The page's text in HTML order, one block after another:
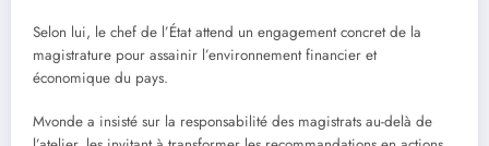
Selon lui, le chef de l’État attend un engagement concret de la
magistrature pour assainir l’environnement financier et
économique du pays.
Mvonde a insisté sur la responsabilité des magistrats au-delà de